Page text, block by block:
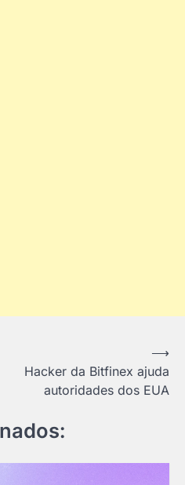
Hacker da Bitfinex ajuda
autoridades dos EUA
⟶